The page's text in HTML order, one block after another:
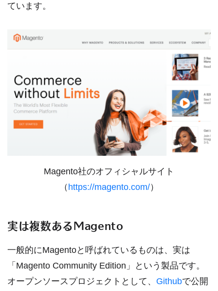
ています。
Magento社のオフィシャルサイト
（ https://magento.com/）
実は複数あるMagento
一般的にMagentoと呼ばれているものは、実は
「Magento Community Edition」という製品です。
オープンソースプロジェクトとして、 Githubで公開